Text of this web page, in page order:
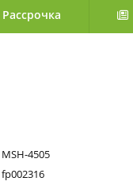
Рассрочка
MSH-4505
fp002316